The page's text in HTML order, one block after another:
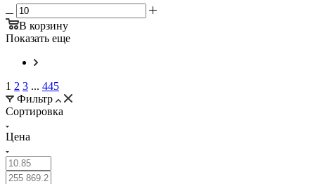
В корзину
Показать еще
1 2 3 ... 445
Фильтр
Сортировка
Цена